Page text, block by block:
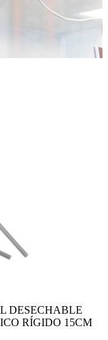
DESECHABLE
RÍGIDO 15CM